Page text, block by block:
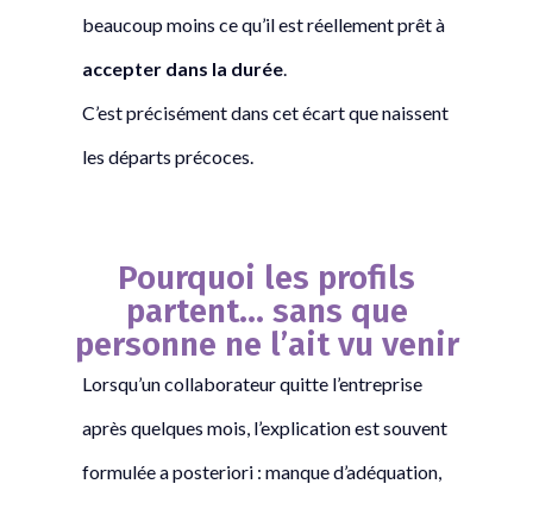
beaucoup moins ce qu’il est réellement prêt à
accepter dans la durée
C’est précisément dans cet écart que naissent
les départs précoces.
Pourquoi les profils
partent… sans que
personne ne l’ait vu venir
Lorsqu’un collaborateur quitte l’entreprise
après quelques mois, l’explication est souvent
formulée a posteriori : manque d’adéquation,